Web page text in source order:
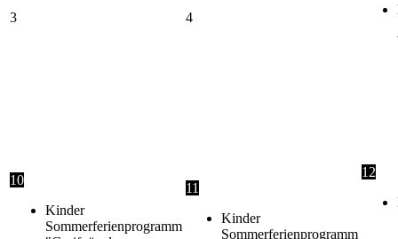
3 4
10
Kinder
Sommerferienprogramm
11
Kinder
Sommerferienprogramm
12